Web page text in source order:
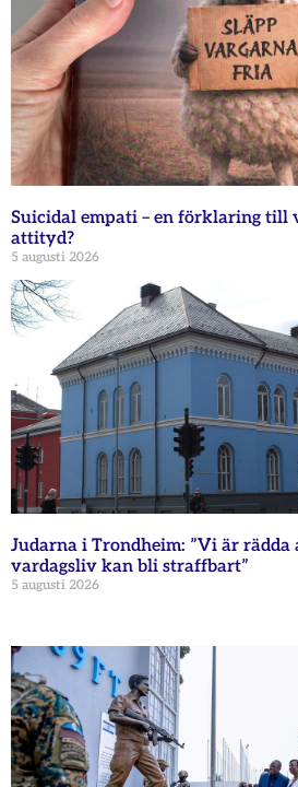
Suicidal empati – en förklaring till
attityd?
5 augusti 2026
Judarna i Trondheim: ”Vi är
vardagsliv kan bli straffbart”
5 augusti 2026